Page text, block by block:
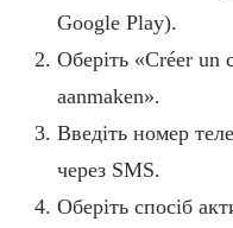
Google Play).
Оберіть «Créer un
aanmaken».
Введіть номер
через SMS.
Оберіть спосіб